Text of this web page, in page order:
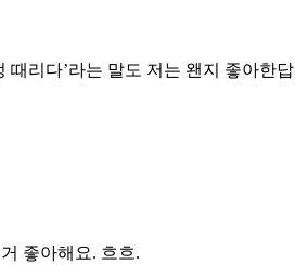
때리다’라는 말도 저는 왠지 좋아한
좋아해요. 흐흐.